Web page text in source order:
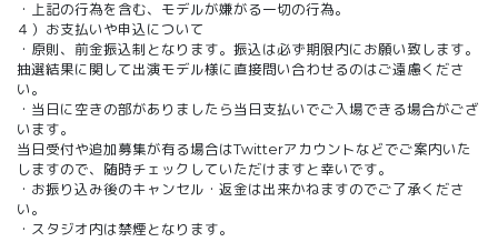
・上記の行為を含む、モデルが嫌がる一切の行為。
４）お支払いや申込について
・原則、前金振込制となります。振込は必ず期限内にお願い致します。
抽選結果に関して出演モデル様に直接問い合わせるのはご遠慮くださ
い。
・当日に空きの部がありましたら当日支払いでご入場できる場合がござ
います。
当日受付や追加募集が有る場合はTwitterアカウントなどでご案内いた
しますので、随時チェックしていただけますと幸いです。
・お振り込み後のキャンセル・返金は出来かねますのでご了承くださ
い。
・スタジオ内は禁煙となります。